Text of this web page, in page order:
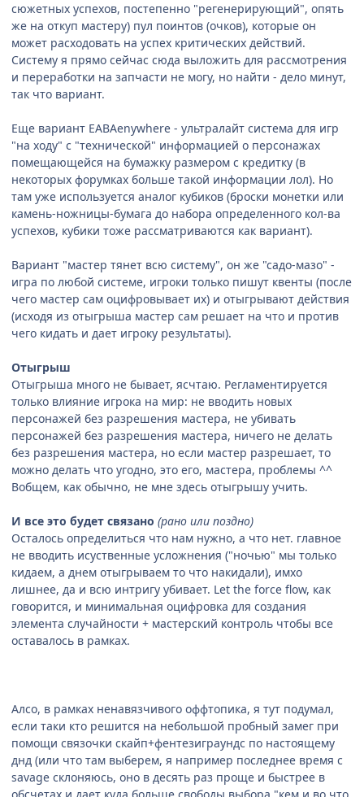
сюжетных успехов, постепенно "регенерирующий", опять
же на откуп мастеру) пул поинтов (очков), которые он
может расходовать на успех критических действий.
Систему я прямо сейчас сюда выложить для рассмотрения
и переработки на запчасти не могу, но найти - дело минут,
так что вариант.
Еще вариант EABAenywhere - ультралайт система для игр
"на ходу" с "технической" информацией о персонажах
помещающейся на бумажку размером с кредитку (в
некоторых форумках больше такой информации лол). Но
там уже используется аналог кубиков (броски монетки или
камень-ножницы-бумага до набора определенного кол-ва
успехов, кубики тоже рассматриваются как вариант).
Вариант "мастер тянет всю систему", он же "садо-мазо" -
игра по любой системе, игроки только пишут квенты (после
чего мастер сам оцифровывает их) и отыгрывают действия
(исходя из отыгрыша мастер сам решает на что и против
чего кидать и дает игроку результаты).
Отыгрыш
Отыгрыша много не бывает, ясчтаю. Регламентируется
только влияние игрока на мир: не вводить новых
персонажей без разрешения мастера, не убивать
персонажей без разрешения мастера, ничего не делать
без разрешения мастера, но если мастер разрешает, то
можно делать что угодно, это его, мастера, проблемы ^^
Вобщем, как обычно, не мне здесь отыгрышу учить.
И все это будет связано (рано или поздно)
Осталось определиться что нам нужно, а что нет. главное
не вводить исуственные усложнения ("ночью" мы только
кидаем, а днем отыгрываем то что накидали), имхо
лишнее, да и всю интригу убивает. Let the force flow, как
говорится, и минимальная оцифровка для создания
элемента случайности + мастерский контроль чтобы все
оставалось в рамках.
Алсо, в рамках ненавязчивого оффтопика, я тут подумал,
если таки кто решится на небольшой пробный замег при
помощи связочки скайп+фентезиграундс по настоящему
днд (или что там выберем, я например последнее время с
savage склоняюсь, оно в десять раз проще и быстрее в